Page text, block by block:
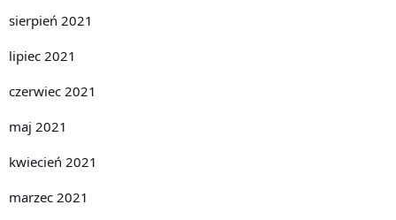
sierpień 2021
lipiec 2021
czerwiec 2021
maj 2021
kwiecień 2021
marzec 2021